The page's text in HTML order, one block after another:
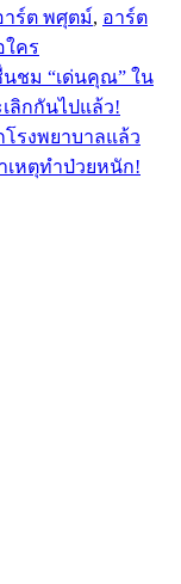
าร์ต พศุตม์, อาร์ต
คร
นชม “เด่นคุณ” ใน
ลิกกันไปแล้ว!
รงพยาบาลแล้ว
เหตุทำป่วยหนัก!